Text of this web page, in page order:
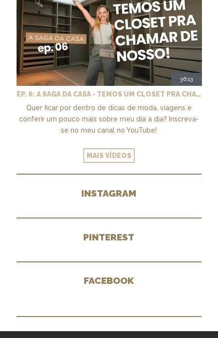
36:13
EP. 6: A SAGA DA CASA - TEMOS UM CLOSET PRA CHAMAR DE NOSSO + MARCENARIA E PAISAGISMO
Quer ficar por dentro de dicas de moda, viagens e
conferir um pouco mais sobre meu dia a dia? Inscreva-
se no meu canal no YouTube!
MAIS VÍDEOS
INSTAGRAM
PINTEREST
FACEBOOK